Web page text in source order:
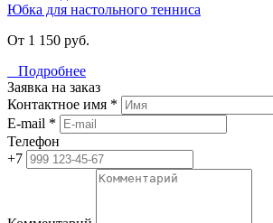
Юбка для настольного тенниса
От 1 150 руб.
Подробнее
Заявка на заказ
Контактное имя *
E-mail *
Телефон
+7